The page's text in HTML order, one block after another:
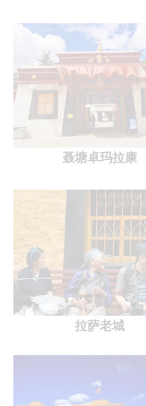
聂塘卓玛拉康
拉萨老城